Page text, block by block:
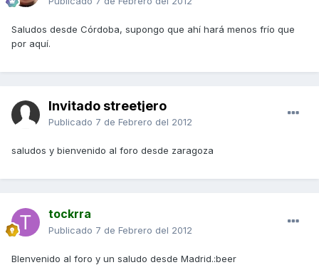
Saludos desde Córdoba, supongo que ahí hará menos frío que
por aquí.
Invitado streetjero
Publicado 7 de Febrero del 2012
saludos y bienvenido al foro desde zaragoza
tockrra
Publicado 7 de Febrero del 2012
BIenvenido al foro y un saludo desde Madrid.:beer